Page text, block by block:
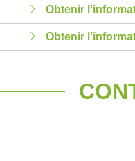
Obtenir
Obtenir